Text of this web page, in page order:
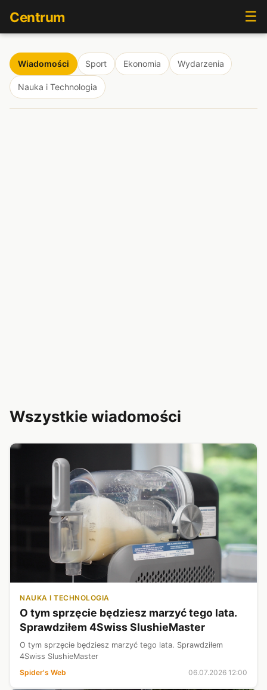
Centrum ☰
Wiadomości Sport Ekonomia Wydarzenia
Nauka i Technologia
Wszystkie wiadomości
NAUKA I TECHNOLOGIA
O tym sprzęcie będziesz marzyć tego lata.
Sprawdziłem 4Swiss SlushieMaster
O tym sprzęcie będziesz marzyć tego lata. Sprawdziłem
4Swiss SlushieMaster
Spider's Web
06.07.2026 12:00